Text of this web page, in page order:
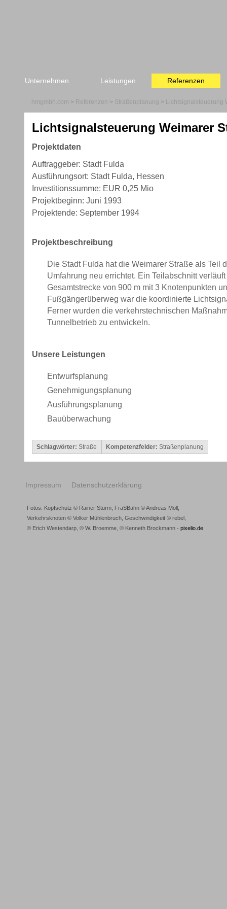
Unternehmen Leistungen Referenzen
hmgmbh.com > Referenzen > Straßenplanung > Lichtsignalsteuerung
Lichtsignalsteuerung Weimarer
Projektdaten
Auftraggeber: Stadt Fulda
Ausführungsort: Stadt Fulda, Hessen
Investitionssumme: EUR 0,25 Mio
Projektbeginn: Juni 1993
Projektende: September 1994
Projektbeschreibung
Die Stadt Fulda hat die Weimarer Straße als Teil
Umfahrung neu errichtet. Ein Teilabschnitt
Gesamtstrecke von 900 m mit 3 Knotenpunkten
Fußgängerüberweg war die koordinierte
Ferner wurden die verkehrstechnischen
Tunnelbetrieb zu entwickeln.
Unsere Leistungen
Entwurfsplanung
Genehmigungsplanung
Ausführungsplanung
Bauüberwachung
Schlagwörter: Straße Kompetenzfelder: Straßenplanung
Impressum Datenschutzerklärung
Fotos: Kopfschutz © Rainer Sturm, FraSBahn © Andreas Moll,
Verkehrsknoten © Volker Mühlenbruch, Geschwindigkeit © rebel,
© Erich Westendarp, © W. Broemme, © Kenneth Brockmann - pixelio.de